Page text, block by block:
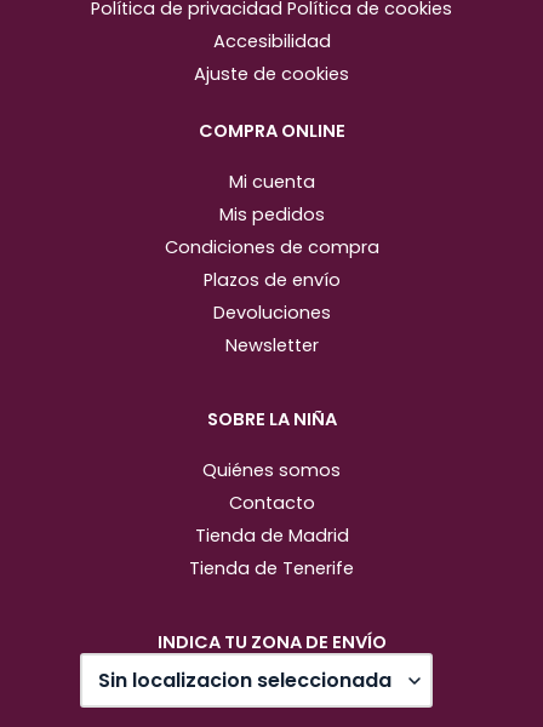
g
r
m
o
o
Política de privacidad Política de cookies
Accesibilidad
Ajuste de cookies
COMPRA ONLINE
Mi cuenta
Mis pedidos
Condiciones de compra
Plazos de envío
Devoluciones
Newsletter
SOBRE LA NIÑA
Quiénes somos
Contacto
Tienda de Madrid
Tienda de Tenerife
INDICA TU ZONA DE ENVÍO